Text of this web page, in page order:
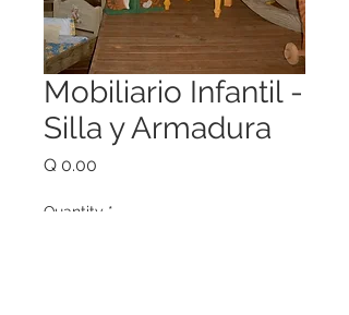
Mobiliario Infantil -
Silla y Armadura
Q 0.00
Quantity *